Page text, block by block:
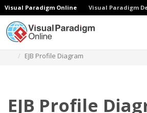
Visual Paradigm Online Visual Paradigm
EJB Profile Diagram
EJB Profile